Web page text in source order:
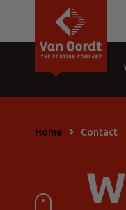
Home Contact